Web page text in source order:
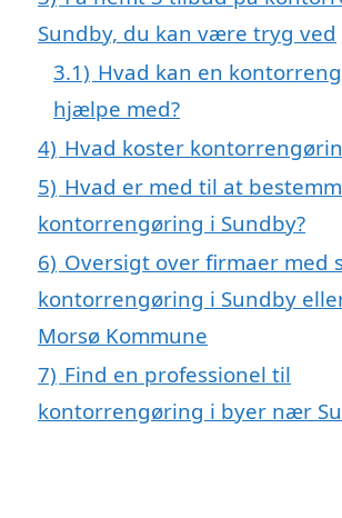
Sundby, du kan være tryg ved
3.1) Hvad kan en
hjælpe med?
4) Hvad koster
5) Hvad er med til at
kontorrengøring i Sundby?
6) Oversigt over firmaer med
kontorrengøring i Sundby
Morsø Kommune
7) Find en professionel til
kontorrengøring i byer nær